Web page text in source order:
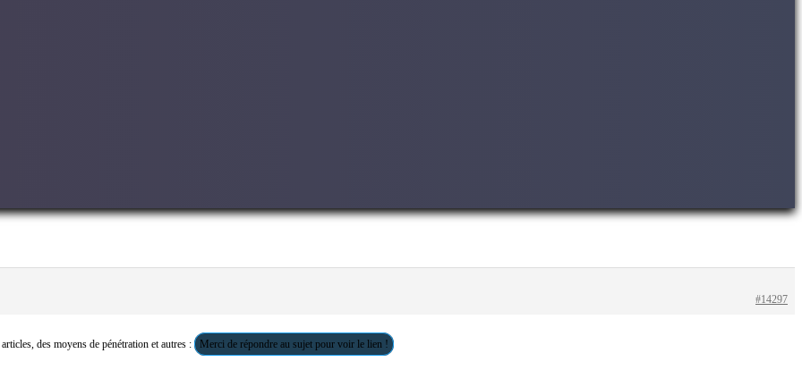
#14297
des moyens de pénétration et autres : Merci de répondre au sujet pour voir le lien !